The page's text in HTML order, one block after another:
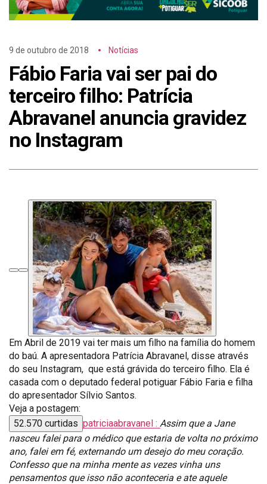
9 de outubro de 2018 Notícias
Fábio Faria vai ser pai do
terceiro filho: Patrícia
Abravanel anuncia gravidez
no Instagram
Em Abril de 2019 vai ter mais um filho na família do homem
do baú. A apresentadora Patrícia Abravanel, disse através
do seu Instagram, que está grávida do terceiro filho. Ela é
casada com o deputado federal potiguar Fábio Faria e filha
do apresentador Sílvio Santos.
Veja a postagem:
52.570 curtidas patriciaabravanel : Assim que a Jane
nasceu falei para o médico que estaria de volta no próximo
ano, falei em fé, externando um desejo do meu coração.
Confesso que na minha mente as vezes vinha uns
pensamentos que isso não aconteceria e ate aquele